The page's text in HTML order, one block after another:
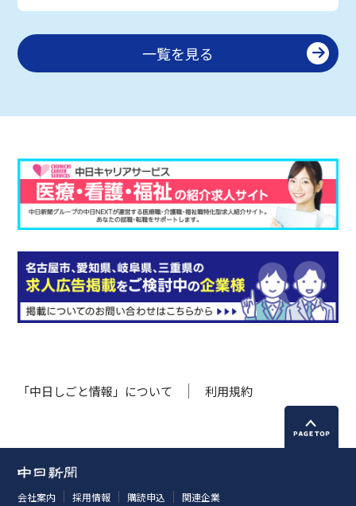
一覧を見る
「中日しごと情報」について 利用規約
会社案内 採用情報 購読申込 関連企業